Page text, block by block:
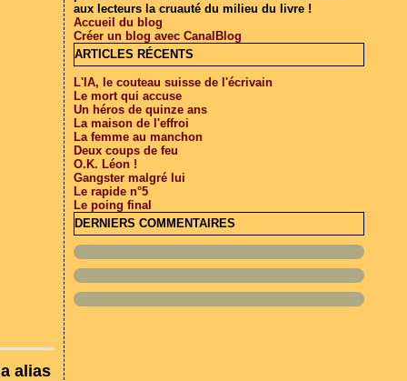
alias
aux lecteurs la cruauté du milieu du livre !
Accueil du blog
Créer un blog avec CanalBlog
ARTICLES RÉCENTS
L'IA, le couteau suisse de l'écrivain
Le mort qui accuse
Un héros de quinze ans
La maison de l'effroi
La femme au manchon
Deux coups de feu
O.K. Léon !
Gangster malgré lui
Le rapide n°5
Le poing final
DERNIERS COMMENTAIRES